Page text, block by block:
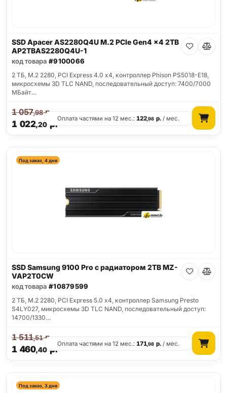
SSD Apacer AS2280Q4U M.2 PCIe Gen4 x4 2TB
AP2TBAS2280Q4U-1
код товара #9100066
2 ТБ, M.2 2280, PCI Express 4.0 x4, контроллер Phison PS5018-E18,
микросхемы 3D TLC NAND, последовательный доступ: 7400/7000
МБайт…
1 022,20 р.
1 057,98р.
Оплата частями на 12 мес.:122,98 р./ мес.
Под заказ, 4 дня
SSD Samsung 9100 Pro с радиатором 2TB MZ-
VAP2T0CW
код товара #10879599
2 ТБ, M.2 2280, PCI Express 5.0 x4, контроллер Samsung Presto
S4LY027, микросхемы 3D TLC NAND, последовательный доступ:
14700/1330…
1 460,40 р.
1 511,51р.
Оплата частями на 12 мес.:171,98 р./ мес.
Под заказ, 3 дня